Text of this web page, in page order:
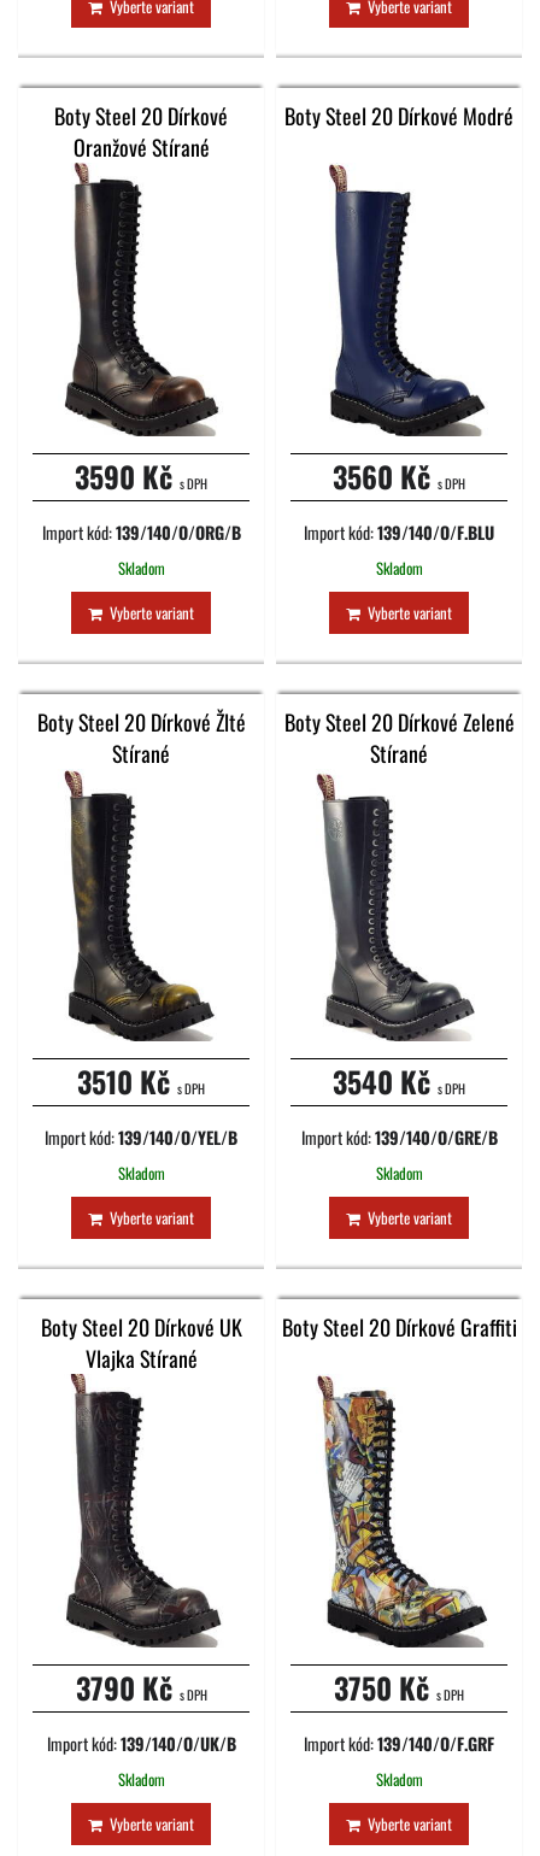
Vyberte variant Vyberte variant
Boty Steel 20 Dírkové
Oranžové Stírané
3590 Kč s DPH
Import kód:139/140/O/ORG/B
Skladom
Vyberte variant
Boty Steel 20 Dírkové Modré
3560 Kč s DPH
Import kód:139/140/O/F.BLU
Skladom
Vyberte variant
Boty Steel 20 Dírkové Žlté
Stírané
3510 Kč s DPH
Import kód:139/140/O/YEL/B
Skladom
Vyberte variant
Boty Steel 20 Dírkové Zelené
Stírané
3540 Kč s DPH
Import kód:139/140/O/GRE/B
Skladom
Vyberte variant
Boty Steel 20 Dírkové UK
Vlajka Stírané
3790 Kč s DPH
Import kód:139/140/O/UK/B
Skladom
Vyberte variant
Boty Steel 20 Dírkové Graffiti
3750 Kč s DPH
Import kód:139/140/O/F.GRF
Skladom
Vyberte variant